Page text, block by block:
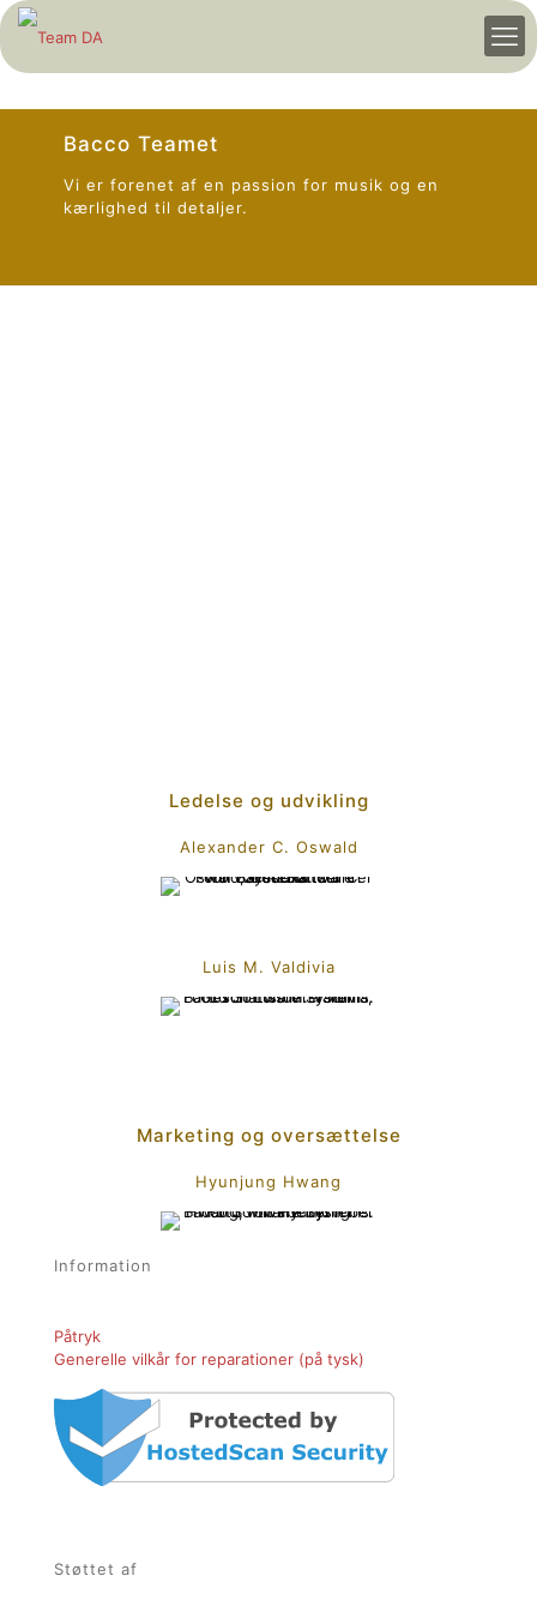
Bacco Teamet
Vi er forenet af en passion for musik og en
kærlighed til detaljer.
Ledelse og udvikling
Alexander C. Oswald
Luis M. Valdivia
Marketing og oversættelse
Hyunjung Hwang
Information
Påtryk
Generelle vilkår for reparationer (på tysk)
Støttet af